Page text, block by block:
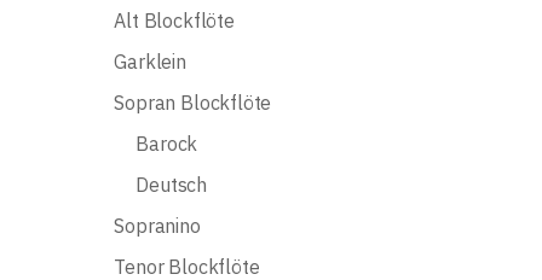
Alt Blockflöte
Garklein
Sopran Blockflöte
Barock
Deutsch
Sopranino
Tenor Blockflöte